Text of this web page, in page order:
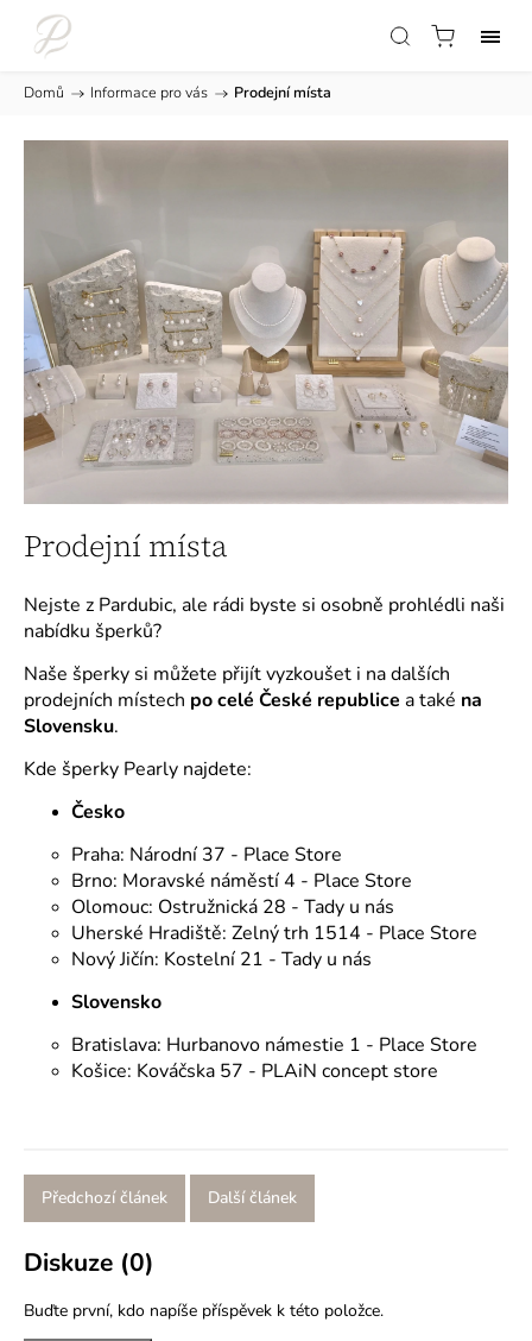
Domů / Informace pro vás / Prodejní místa
Prodejní místa
Nejste z Pardubic, ale rádi byste si osobně prohlédli naši
nabídku šperků?
Naše šperky si můžete přijít vyzkoušet i na dalších
prodejních místech po celé České republice a také na
Slovensku.
Kde šperky Pearly najdete:
Česko
Praha: Národní 37 - Place Store
Brno: Moravské náměstí 4 - Place Store
Olomouc: Ostružnická 28 - Tady u nás
Uherské Hradiště: Zelný trh 1514 - Place Store
Nový Jičín: Kostelní 21 - Tady u nás
Slovensko
Bratislava: Hurbanovo námestie 1 - Place Store
Košice: Kováčska 57 - PLAiN concept store
Předchozí článek Další článek
Diskuze (0)
Buďte první, kdo napíše příspěvek k této položce.